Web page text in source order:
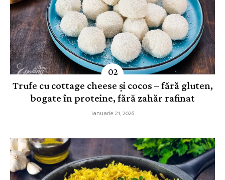
Trufe cu cottage cheese și cocos – fără gluten,
bogate în proteine, fără zahăr rafinat
ianuarie 21, 2026